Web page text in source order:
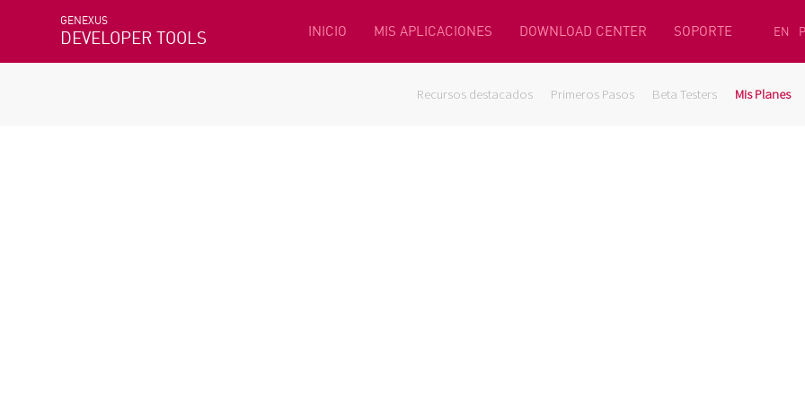
GENEXUS
DEVELOPER TOOLS INICIO MIS APLICACIONES DOWNLOAD CENTER SOPORTE EN
Recursos destacados Primeros Pasos Beta Testers Mis Planes